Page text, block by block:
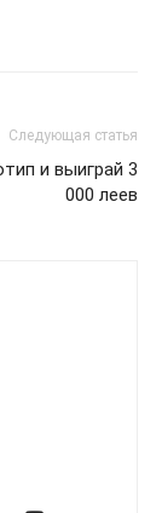
Следующая статья
и выиграй 3
000 леев